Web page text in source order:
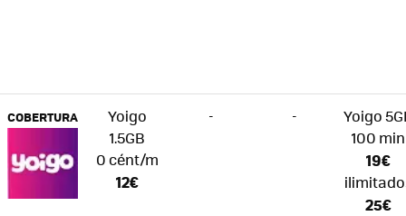
COBERTURA
Yoigo
1.5GB
0 cént/m
12€
- -
Yoigo
100 min
19€
25€